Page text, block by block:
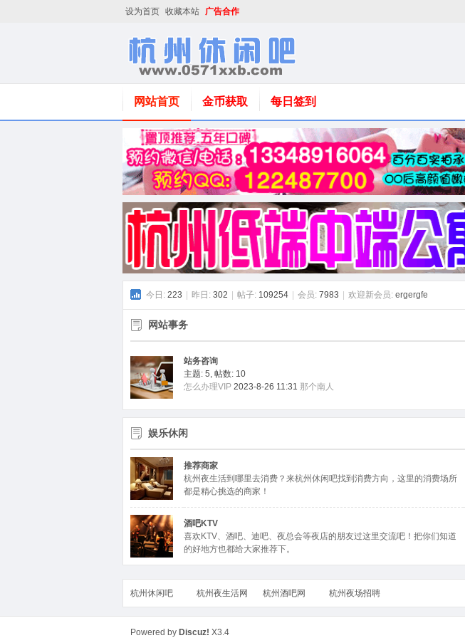
设为首页 收藏本站 广告合作
网站首页 金币获取 每日签到
今日: 223 | 昨日: 302 | 帖子: 109254 | 会员: 7983 | 欢迎新会员: ergergfe
网站事务
站务咨询
主题: 5 帖数: 10
怎么办理VIP 2023-8-26 11:31 那个南人
娱乐休闲
推荐商家
杭州夜生活到哪里去消费？来杭州休闲吧找到消费方向，这里的消费场所
都是精心挑选的商家！
酒吧KTV
喜欢KTV、酒吧、迪吧、夜总会等夜店的朋友过这里交流吧！把你们知道
的好地方也都给大家推荐下。
杭州休闲吧 杭州夜生活网 杭州酒吧网 杭州夜场招聘
Powered by Discuz! X3.4